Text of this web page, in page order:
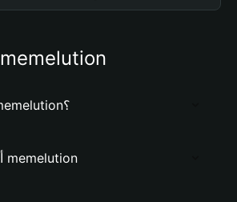
حول محفظة memelution
ما هي محفظة memelution؟
أسباب تميز عملة memelution